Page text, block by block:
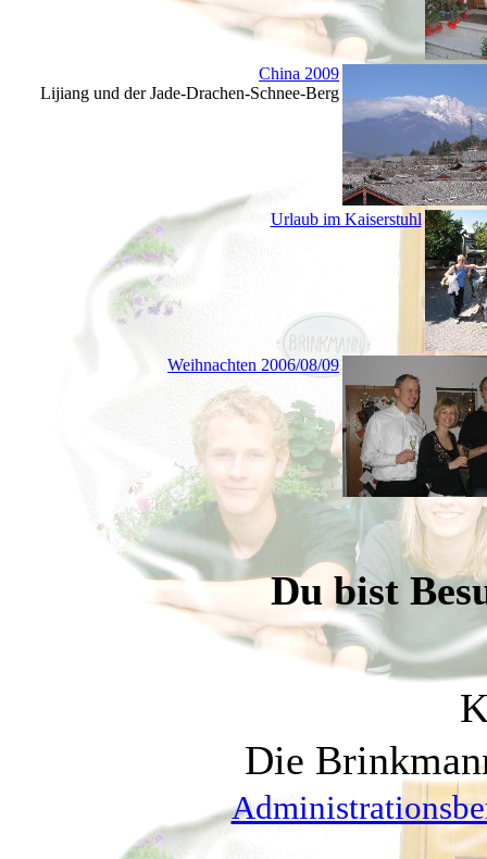
China 2009
Lijiang und der Jade-Drachen-Schnee-Berg
Urlaub im Kaiserstuhl
Weihnachten 2006/08/09
Du bist
Die